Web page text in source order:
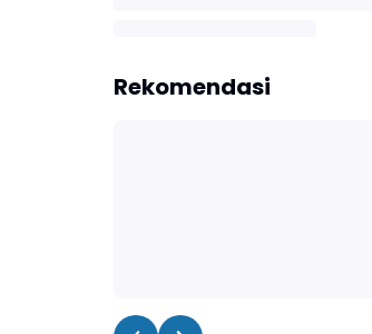
Rekomendasi